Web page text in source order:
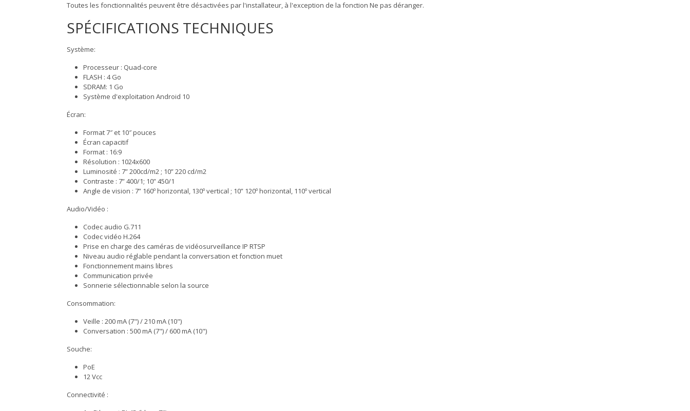
Toutes les fonctionnalités peuvent être désactivées par l'installateur, à l'exception de la fonction Ne pas déranger.
SPÉCIFICATIONS TECHNIQUES
Système:
Processeur : Quad-core
FLASH : 4 Go
SDRAM: 1 Go
Système d'exploitation Android 10
Écran:
Format 7″ et 10″ pouces
Écran capacitif
Format : 16:9
Résolution : 1024x600
Luminosité : 7” 200cd/m2 ; 10” 220 cd/m2
Contraste : 7” 400/1; 10” 450/1
Angle de vision : 7” 160º horizontal, 130º vertical ; 10” 120º horizontal, 110º vertical
Audio/Vidéo :
Codec audio G.711
Codec vidéo H.264
Prise en charge des caméras de vidéosurveillance IP RTSP
Niveau audio réglable pendant la conversation et fonction muet
Fonctionnement mains libres
Communication privée
Sonnerie sélectionnable selon la source
Consommation:
Veille : 200 mA (7") / 210 mA (10")
Conversation : 500 mA (7") / 600 mA (10")
Souche:
PoE
12 Vcc
Connectivité :